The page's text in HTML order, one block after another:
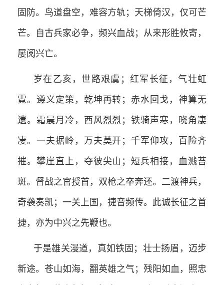
固防。鸟道盘空，难容方轨；天梯倚汉，仅可芒
芒。自古兵家必争，频兴血战；从来形胜攸寄，
屡阅兴亡。
岁在乙亥，世路艰虞；红军长征，气壮虹
霓。遵义定策，乾坤再转；赤水回戈，神算无
遗。霜晨月冷，西风烈烈；铁骑声寒，晓角凄
凄。一夫据岭，万夫莫开；千军仰攻，百险齐
摧。攀崖直上，夺彼尖山；短兵相接，血溅苔
斑。督战之官授首，双枪之卒奔还。二渡神兵，
奇袭奏凯；一关上国，捷音频传。此诚长征之首
捷，亦为中兴之先鞭也。
于是雄关漫道，真如铁固；壮士扬眉，迈步
新途。苍山如海，翻英雄之气；残阳如血，照忠